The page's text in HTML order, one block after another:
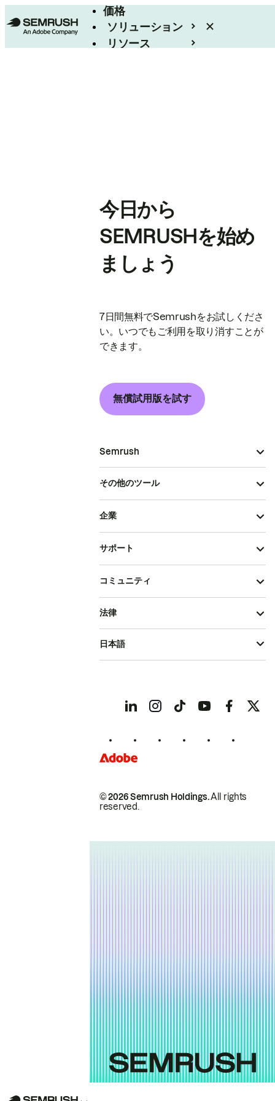
価格
ソリューション
リソース
今日から
SEMRUSHを始め
ましょう
7日間無料でSemrushをお試しくださ
い。いつでもご利用を取り消すことが
できます。
無償試用版を試す
Semrush
その他のツール
企業
サポート
コミュニティ
© 2026 Semrush Holdings.All rights
reserved.
法律
日本語